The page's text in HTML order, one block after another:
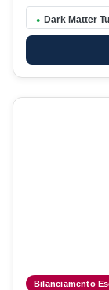
● Dark Matter
Bilanciamento